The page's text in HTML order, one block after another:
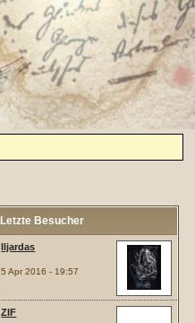
Letzte Besucher
Iljardas
5 Apr 2016 - 19:57
ZIF